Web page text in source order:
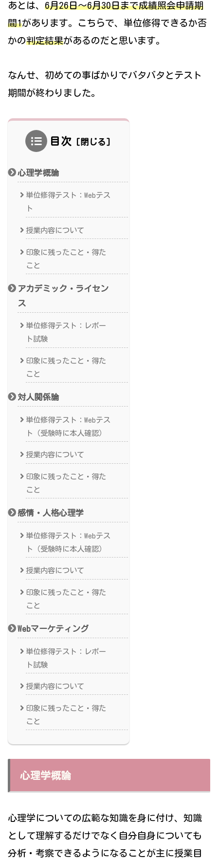
あとは、 6月26日～6月30日まで成績照会申請期
間1があります。こちらで、単位修得できるか否
かの判定結果があるのだと思います。
なんせ、初めての事ばかりでバタバタとテスト
期間が終わりました。
目次
心理学概論
単位修得テスト：Webテス
ト
授業内容について
印象に残ったこと・得た
こと
アカデミック・ライセン
ス
単位修得テスト：レポー
ト試験
印象に残ったこと・得た
こと
対人関係論
単位修得テスト：Webテス
ト（受験時に本人確認）
授業内容について
印象に残ったこと・得た
こと
感情・人格心理学
単位修得テスト：Webテス
ト（受験時に本人確認）
授業内容について
印象に残ったこと・得た
こと
Webマーケティング
単位修得テスト：レポー
ト試験
授業内容について
印象に残ったこと・得た
こと
心理学概論
心理学についての広範な知識を身に付け、知識
として理解するだけでなく自分自身についても
分析・考察できるようになることが主に授業目